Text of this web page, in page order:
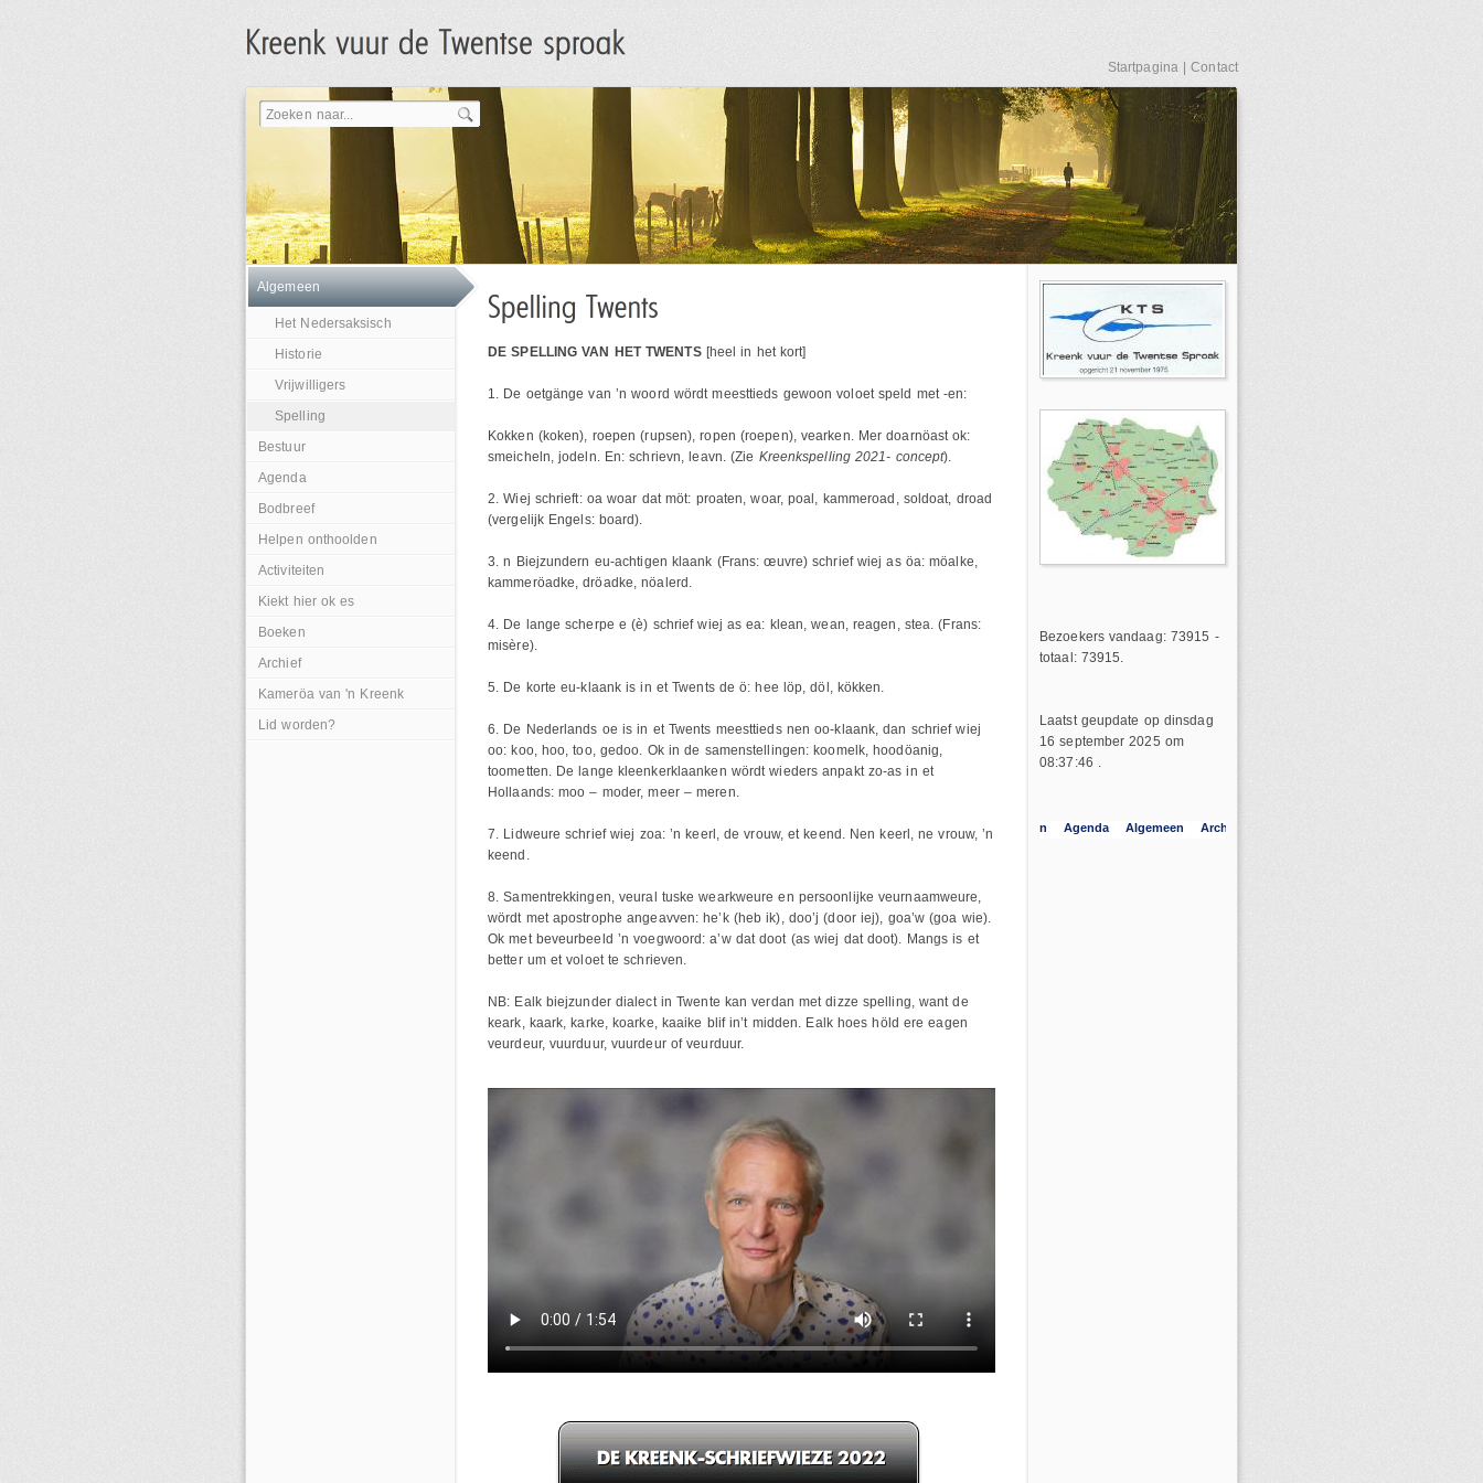
Startpagina|Contact
Algemeen
Het Nedersaksisch
Historie
Vrijwilligers
Spelling
Bestuur
Agenda
Bodbreef
Helpen onthoolden
Activiteiten
Kiekt hier ok es
Boeken
Archief
Kameröa van 'n Kreenk
Lid worden?
DE SPELLING VAN HET TWENTS [heel in het kort]
1. De oetgänge van ’n woord wördt meesttieds gewoon voloet speld met -en:
Kokken (koken), roepen (rupsen), ropen (roepen), vearken. Mer doarnöast ok:
smeicheln, jodeln. En: schrievn, leavn. (Zie Kreenkspelling 2021- concept).
2. Wiej schrieft: oa woar dat möt: proaten, woar, poal, kammeroad, soldoat, droad
(vergelijk Engels: board).
3. n Biejzundern eu-achtigen klaank (Frans: œuvre) schrief wiej as öa: möalke,
kammeröadke, dröadke, nöalerd.
4. De lange scherpe e (è) schrief wiej as ea: klean, wean, reagen, stea. (Frans:
misère).
5. De korte eu-klaank is in et Twents de ö: hee löp, döl, kökken.
6. De Nederlands oe is in et Twents meesttieds nen oo-klaank, dan schrief wiej
oo: koo, hoo, too, gedoo. Ok in de samenstellingen: koomelk, hoodöanig,
toometten. De lange kleenkerklaanken wördt wieders anpakt zo-as in et
Hollaands: moo – moder, meer – meren.
7. Lidweure schrief wiej zoa: ’n keerl, de vrouw, et keend. Nen keerl, ne vrouw, ’n
keend.
8. Samentrekkingen, veural tuske wearkweure en persoonlijke veurnaamweure,
wördt met apostrophe angeavven: he’k (heb ik), doo’j (door iej), goa’w (goa wie).
Ok met beveurbeeld ’n voegwoord: a’w dat doot (as wiej dat doot). Mangs is et
better um et voloet te schrieven.
NB: Ealk biejzunder dialect in Twente kan verdan met dizze spelling, want de
keark, kaark, karke, koarke, kaaike blif in’t midden. Ealk hoes höld ere eagen
veurdeur, vuurduur, vuurdeur of veurduur.
Bezoekers vandaag: 73915 -
totaal: 73915.
Laatst geupdate op dinsdag
16 september 2025 om
08:37:46 .